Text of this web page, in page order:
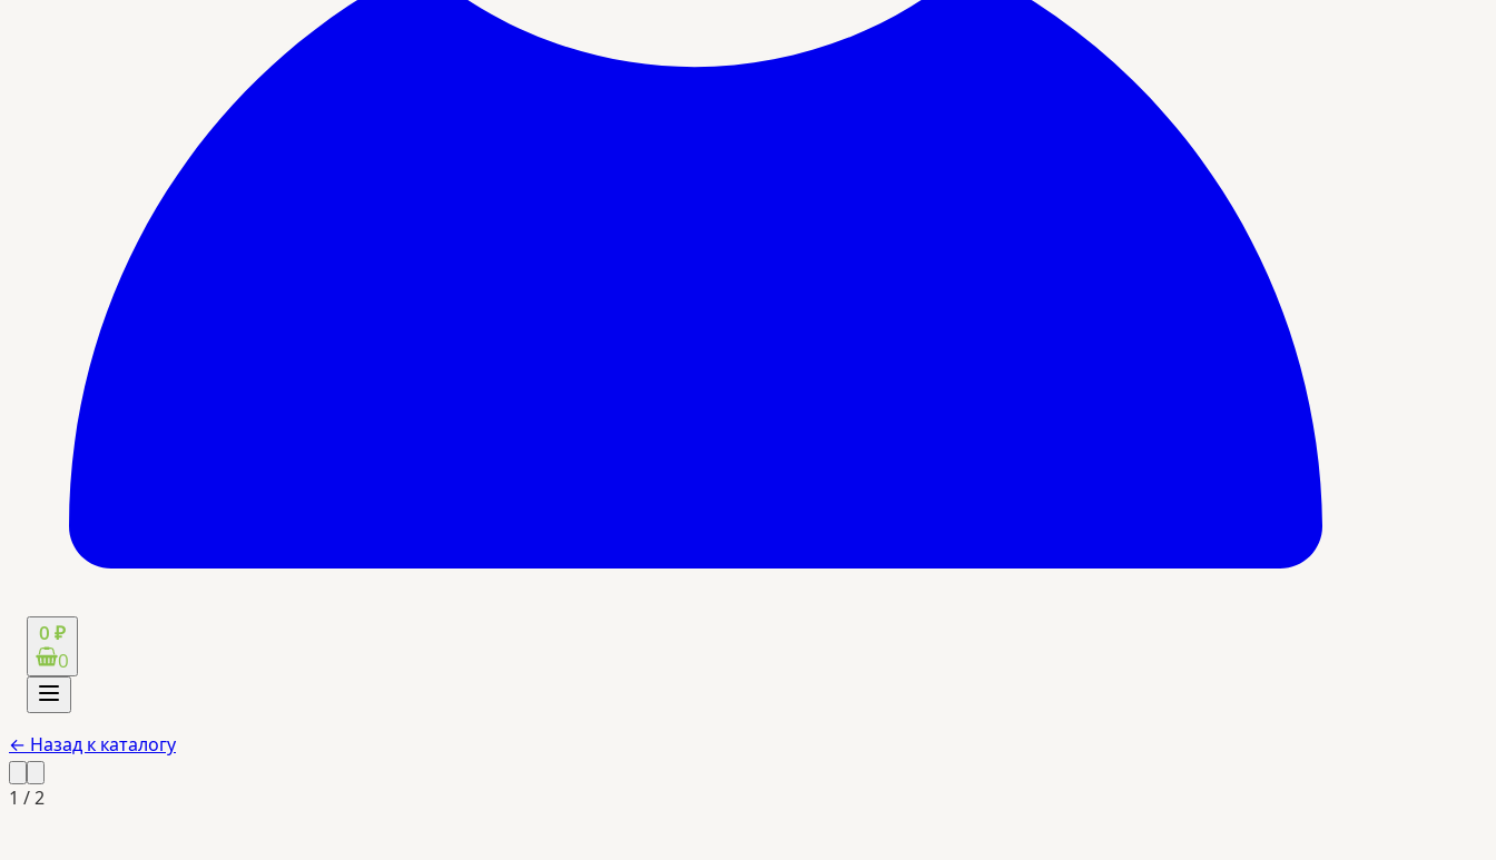
0 ₽
0
← Назад к каталогу
1 /2